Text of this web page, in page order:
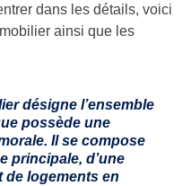
dans les détails, voici
ainsi que les
désigne l’ensemble
possède une
Il se compose
principale, d’une
de logements en